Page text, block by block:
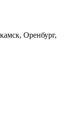
Оренбург,